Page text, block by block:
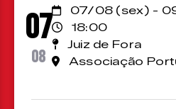
07
08
07/08 (sex) -
18:00
Juiz de Fora
Associação